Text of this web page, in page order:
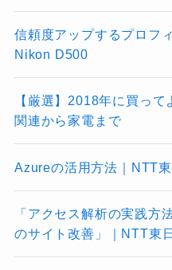
信頼度アップするプロフ
Nikon D500
【厳選】2018年に買っ
関連から家電まで
Azureの活用方法｜NTT
「アクセス解析の実践方
のサイト改善」｜NTT東